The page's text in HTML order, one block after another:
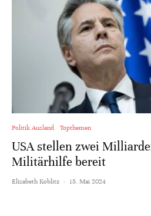
Politik Ausland Topthemen
USA stellen zwei
Militärhilfe bereit
Elisabeth Koblitz · 15. Mai 2024